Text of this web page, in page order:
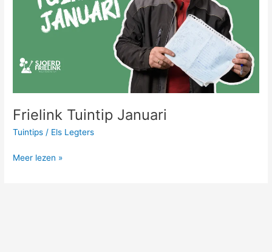
Frielink Tuintip Januari
Tuintips / Els Legters
Meer lezen »